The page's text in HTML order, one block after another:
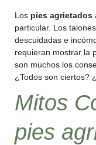
Los pies agrietados
particular. Los
descuidadas e
requieran mostrar la
son muchos los
¿Todos son ciertos?
Mitos
pies